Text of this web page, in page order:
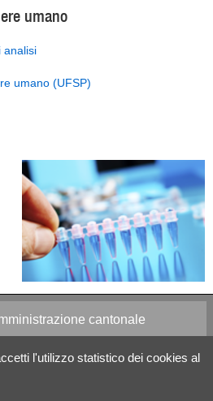
l'utilizzo statistico dei cookies al
umano
analisi
umano (UFSP)
cantonale
Social media